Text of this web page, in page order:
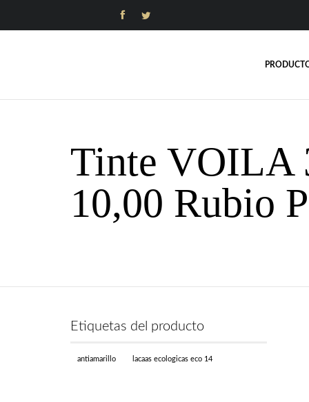
 
Tinte VOILA
10,00 Rubio
Etiquetas del producto
antiamarillo lacaas ecologicas eco 14